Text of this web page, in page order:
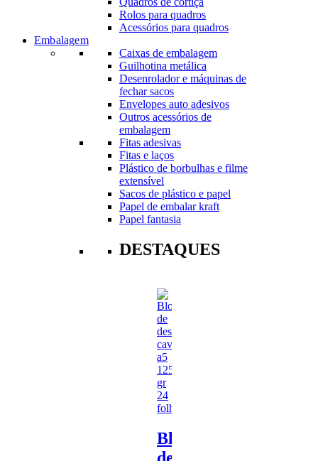
Rolos para quadros
Acessórios para quadros
Embalagem
Caixas de embalagem
Guilhotina metálica
Desenrolador e máquinas de
fechar sacos
Envelopes auto adesivos
Outros acessórios de
embalagem
Fitas adesivas
Fitas e laços
Plástico de borbulhas e filme
extensível
Sacos de plástico e papel
Papel de embalar kraft
Papel fantasia
DESTAQUES
Bloco
de